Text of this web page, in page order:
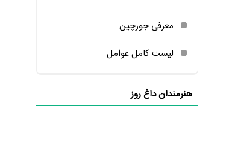
معرفی جورچین
لیست کامل عوامل
هنرمندان داغ روز